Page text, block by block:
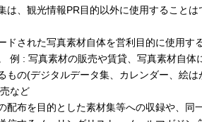
は、観光情報PR目的以外に使用することは
ドされた写真素材自体を営利目的に使用す
例 : 写真素材の販売や賃貸、写真素材自体
もの(デジタルデータ集、カレンダー、絵は
など
配布を目的とした素材集等への収録や、同